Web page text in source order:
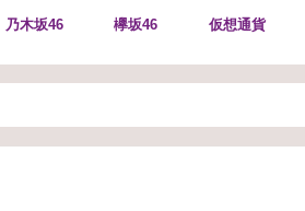
乃木坂46 欅坂46 仮想通貨